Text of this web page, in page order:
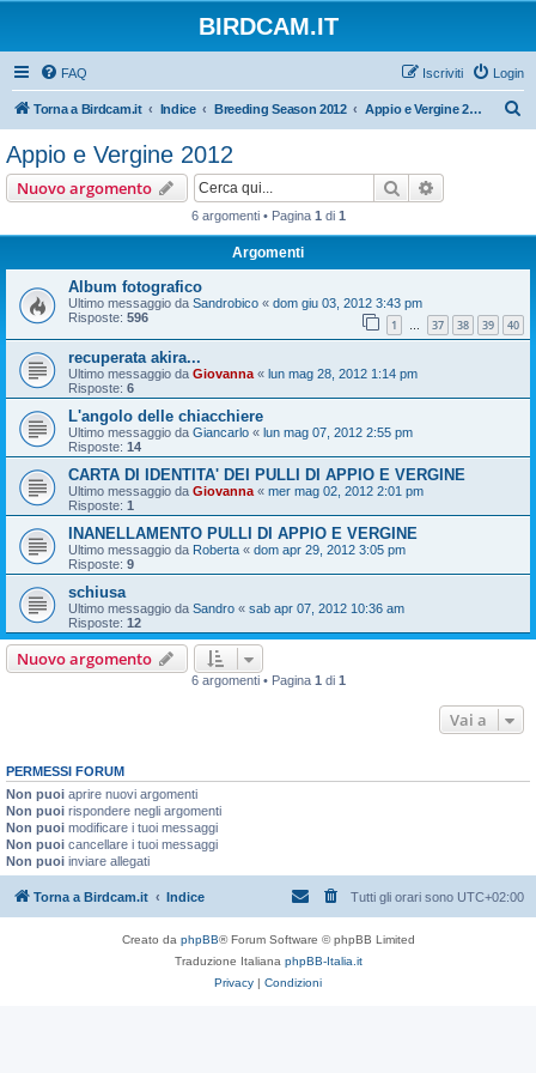
BIRDCAM.IT
FAQ Login
Iscriviti
Torna a Birdcam.it Indice Breeding Season 2012 Appio e Vergine 2012
Appio e Vergine 2012
Nuovo argomento Cerca
6 argomenti • Pagina 1 di 1
Argomenti
Album fotografico
Ultimo messaggio da Sandrobico « dom giu 03, 2012 3:43 pm
Risposte: 596 1 … 37 38 39 40
recuperata akira...
Ultimo messaggio da Giovanna « lun mag 28, 2012 1:14 pm
Risposte: 6
L'angolo delle chiacchiere
Ultimo messaggio da Giancarlo « lun mag 07, 2012 2:55 pm
Risposte: 14
CARTA DI IDENTITA' DEI PULLI DI APPIO E VERGINE
Ultimo messaggio da Giovanna « mer mag 02, 2012 2:01 pm
Risposte: 1
INANELLAMENTO PULLI DI APPIO E VERGINE
Ultimo messaggio da Roberta « dom apr 29, 2012 3:05 pm
Risposte: 9
schiusa
Ultimo messaggio da Sandro « sab apr 07, 2012 10:36 am
Risposte: 12
Nuovo argomento
6 argomenti • Pagina 1 di 1
Vai a
PERMESSI FORUM
Non puoi aprire nuovi argomenti
Non puoi rispondere negli argomenti
Non puoi modificare i tuoi messaggi
Non puoi cancellare i tuoi messaggi
Non puoi inviare allegati
Torna a Birdcam.it Indice Tutti gli orari sono UTC+02:00
Creato da phpBB® Forum Software © phpBB Limited
Traduzione Italiana phpBB-Italia.it
Privacy | Condizioni